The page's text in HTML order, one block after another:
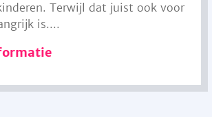
Terwijl dat juist ook voor
is....